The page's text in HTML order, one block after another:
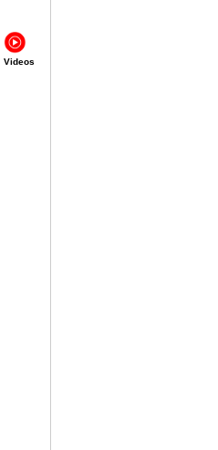
Videos